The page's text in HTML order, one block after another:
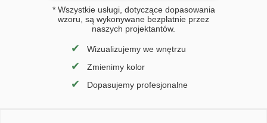
* Wszystkie usługi, dotyczące dopasowania
wzoru, są wykonywane bezpłatnie przez
naszych projektantów.
✔ Wizualizujemy we wnętrzu
✔ Zmienimy kolor
✔ Dopasujemy profesjonalne